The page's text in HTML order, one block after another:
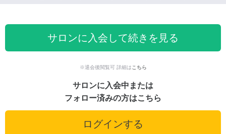
サロンに入会して続きを見る
※退会後閲覧可 詳細は こちら
サロンに入会中または
フォロー済みの方はこちら
ログインする